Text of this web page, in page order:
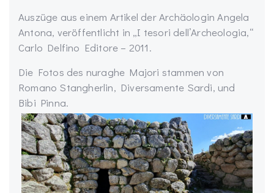
Auszüge aus einem Artikel der Archäologin Angela
Antona, veröffentlicht in „I tesori dell’Archeologia,“
Carlo Delfino Editore – 2011.
Die Fotos des nuraghe Majori stammen von
Romano Stangherlin, Diversamente Sardi, und
Bibi Pinna.